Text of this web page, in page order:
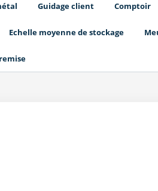
Guidage client Comptoir
Echelle moyenne de stockage